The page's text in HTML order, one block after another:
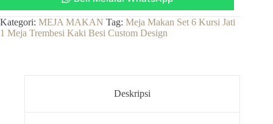
Kursi
Jati
1
Kategori: MEJA MAKAN Tag: Meja Makan Set 6 Kursi Jati
1 Meja Trembesi Kaki Besi Custom Design
Deskripsi